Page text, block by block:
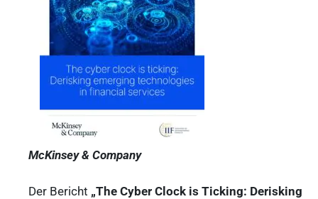
McKinsey & Company
Der Bericht „The Cyber Clock is Ticking: Derisking